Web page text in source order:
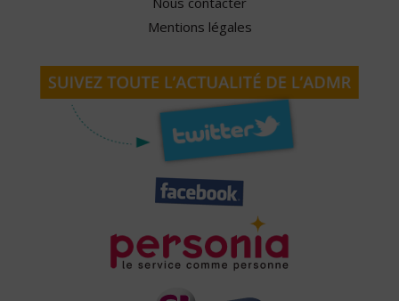
Mentions légales